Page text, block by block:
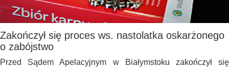
Zakończył się proces ws. nastolatka oskarżonego
o zabójstwo
Przed Sądem Apelacyjnym w Białymstoku zakończył się